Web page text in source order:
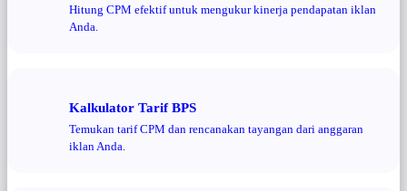
Hitung CPM efektif untuk mengukur kinerja pendapatan iklan
Anda.
Kalkulator Tarif BPS
Temukan tarif CPM dan rencanakan tayangan dari anggaran
iklan Anda.